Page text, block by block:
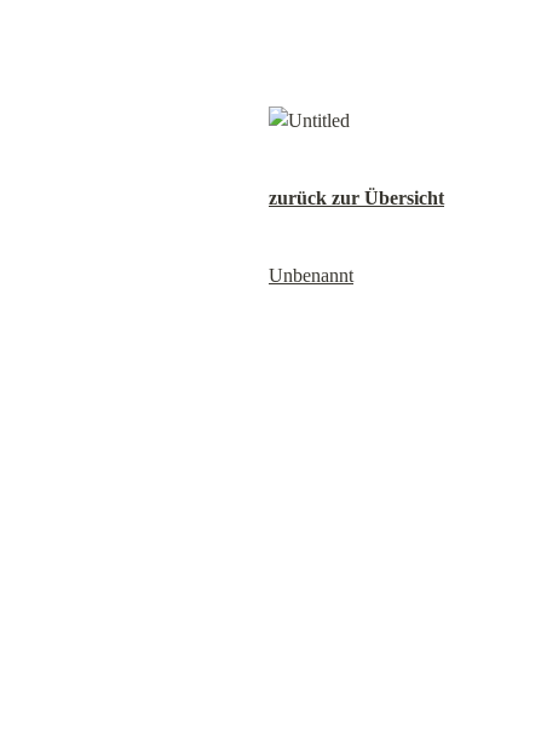
zurück zur Übersicht
Unbenannt